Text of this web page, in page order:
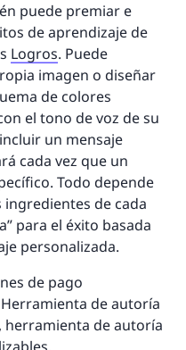
puede premiar e
de aprendizaje de
Logros. Puede
imagen o diseñar
de colores
el tono de voz de su
un mensaje
cada vez que un
Todo depende
de cada
para el éxito basada
personalizada.
de pago
Herramienta de autoría
herramienta de autoría